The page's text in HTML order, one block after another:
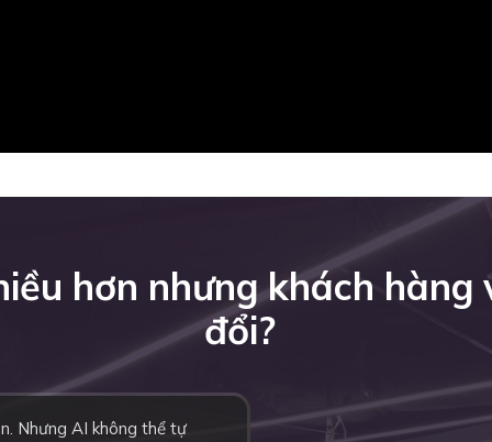
hơn nhưng khách hàng
đổi?
Nhưng AI không thể tự